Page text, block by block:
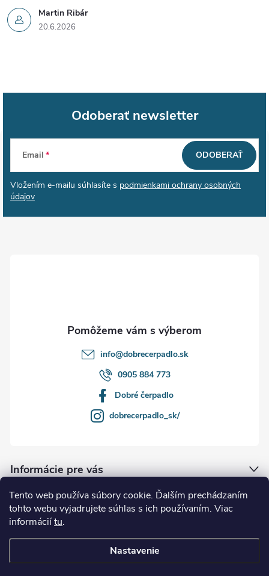
Tento web používa súbory cookie. Ďalším prechádzaním
tohto webu vyjadrujete súhlas s ich používaním. Viac
informáciítu.
Nastavenie
Martin Ribár
20.6.2026
Z
á
p
Odoberať newsletter
Email
Vložením e-mailu súhlasíte s podmienkami ochrany osobných
údajov
ODOBERAŤ
Informácie pre vás
Naše služby
Kde nás nájdete
info@dobrecerpadlo.sk
0905 884 773
Dobré čerpadlo
dobrecerpadlo_sk/